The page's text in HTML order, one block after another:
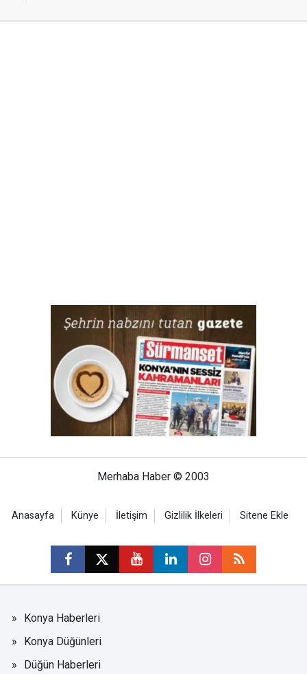
Merhaba Haber © 2003
Anasayfa Künye İletişim Gizlilik İlkeleri Sitene Ekle
Konya Haberleri
Konya Düğünleri
Düğün Haberleri